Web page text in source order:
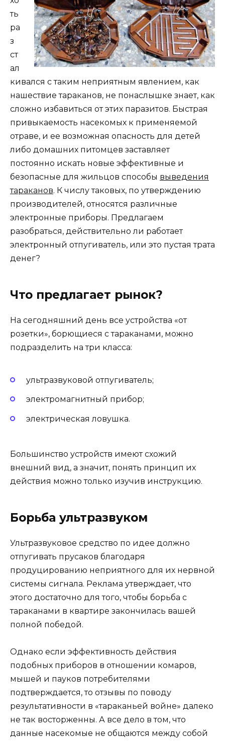
ть
ра
з
ст
ал
кивался с таким неприятным явлением, как
нашествие тараканов, не понаслышке знает, как
сложно избавиться от этих паразитов. Быстрая
привыкаемость насекомых к применяемой
отраве, и ее возможная опасность для детей
либо домашних питомцев заставляет
постоянно искать новые эффективные и
безопасные для жильцов способы выведения
тараканов. К числу таковых, по утверждению
производителей, относятся различные
электронные приборы. Предлагаем
разобраться, действительно ли работает
электронный отпугиватель, или это пустая трата
денег?
Что предлагает рынок?
На сегодняшний день все устройства «от
розетки», борющиеся с тараканами, можно
подразделить на три класса:
ультразвуковой отпугиватель;
электромагнитный прибор;
электрическая ловушка.
Большинство устройств имеют схожий
внешний вид, а значит, понять принцип их
действия можно только изучив инструкцию.
Борьба ультразвуком
Ультразвуковое средство по идее должно
отпугивать прусаков благодаря
продуцированию неприятного для их нервной
системы сигнала. Реклама утверждает, что
этого достаточно для того, чтобы борьба с
тараканами в квартире закончилась вашей
полной победой.
Однако если эффективность действия
подобных приборов в отношении комаров,
мышей и пауков потребителями
подтверждается, то отзывы по поводу
результативности в «тараканьей войне» далеко
не так восторженны. А все дело в том, что
данные насекомые не общаются между собой